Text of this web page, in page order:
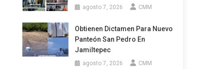
agosto 7, 2026 CMM
Obtienen Dictamen Para Nuevo
Panteón San Pedro En
Jamiltepec
agosto 7, 2026 CMM